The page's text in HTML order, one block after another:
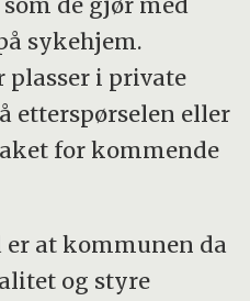
sykehjem.
i private
etterspørselen eller
for kommende
er at kommunen da
og styre